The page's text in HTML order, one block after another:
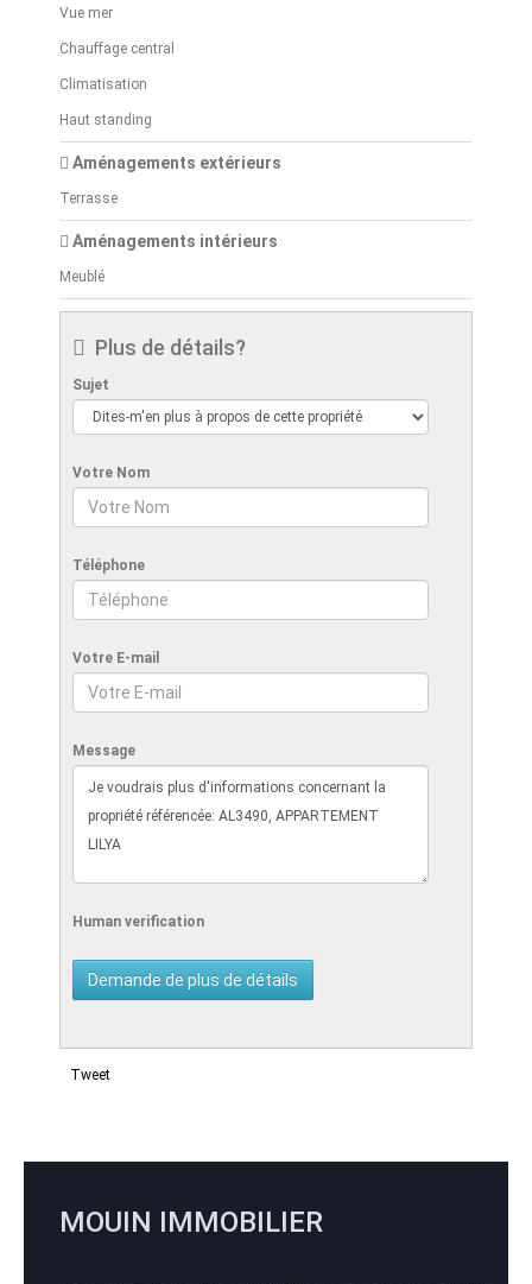
Vue mer
Chauffage central
Climatisation
Haut standing
Aménagements extérieurs
Terrasse
Aménagements intérieurs
Meublé
Plus de détails?
Sujet
Votre Nom
Téléphone
Votre E-mail
Message
Human verification
Tweet
MOUIN IMMOBILIER